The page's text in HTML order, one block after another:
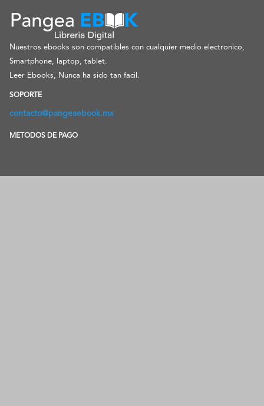
Nuestros ebooks son compatibles con cualquier medio electronico,
Smartphone, laptop, tablet.
Leer Ebooks, Nunca ha sido tan facil.
SOPORTE
contacto@pangeaebook.mx
METODOS DE PAGO